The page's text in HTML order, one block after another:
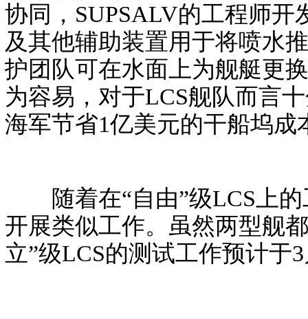
协同，SUPSALV的工程师
及其他辅助装置用于将喷水
护团队可在水面上为舰艇更
为容易，对于LCS舰队而言
海军节省1亿美元的干船坞成
随着在“自由”级LCS上的
开展类似工作。虽然两型舰
立”级LCS的测试工作预计于